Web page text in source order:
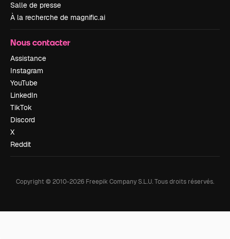
Salle de presse
À la recherche de magnific.ai
Nous contacter
Assistance
Instagram
YouTube
LinkedIn
TikTok
Discord
X
Reddit
Copyright © 2010-2026 Freepik Company S.L.U.Tous droits réservés.